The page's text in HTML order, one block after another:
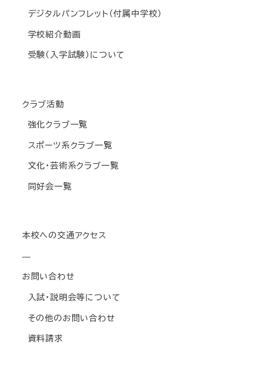
デジタルパンフレット(付属中学校)
学校紹介動画
受験(入学試験)について
クラブ活動
強化クラブ一覧
スポーツ系クラブ一覧
文化・芸術系クラブ一覧
同好会一覧
本校への交通アクセス
—
お問い合わせ
入試・説明会等について
その他のお問い合わせ
資料請求